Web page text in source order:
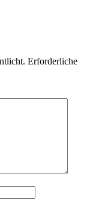
Erforderliche